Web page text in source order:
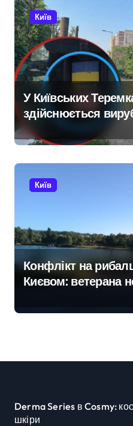
Київ
У Київських
здійснюється
із використанням
переданої
партнерами для
Київ
Конфлікт на
Києвом: ветерана
Derma Series в Cosmy:
шкіри